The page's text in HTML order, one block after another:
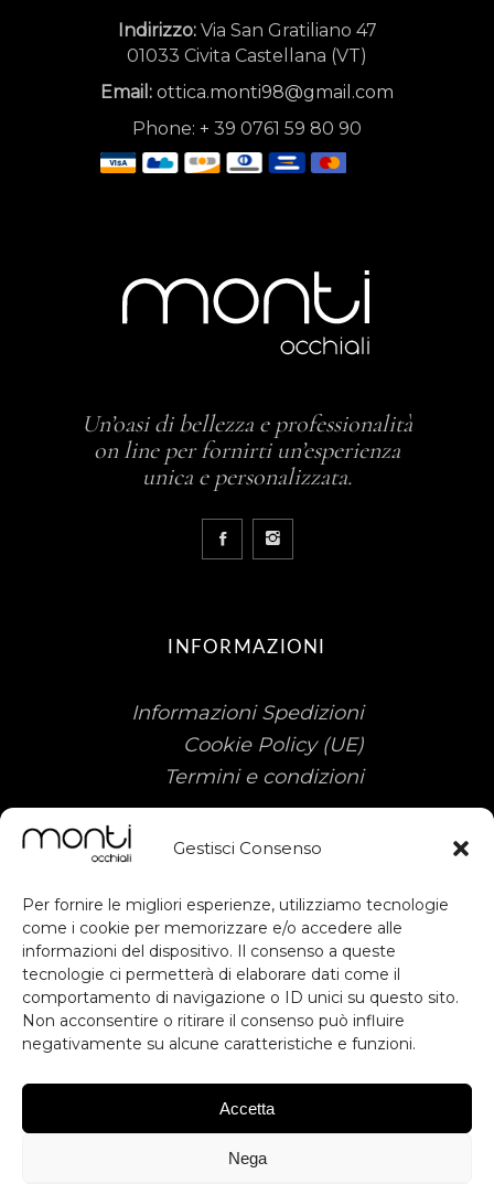
Gestisci Consenso
Per fornire le migliori esperienze, utilizziamo tecnologie
come i cookie per memorizzare e/o accedere alle
informazioni del dispositivo. Il consenso a queste
tecnologie ci permetterà di elaborare dati come il
comportamento di navigazione o ID unici su questo sito.
Non acconsentire o ritirare il consenso può influire
negativamente su alcune caratteristiche e funzioni.
Accetta
Nega
subscribe
RESTA AGGIORNATO
ISCRIVITI
Indirizzo:Via San Gratiliano 47
01033 Civita Castellana (VT)
Email: ottica.monti98@gmail.com
Phone: + 39 0761 59 80 90
Un’oasi di bellezza e professionalità
on line per fornirti un’esperienza
unica e personalizzata.
INFORMAZIONI
Informazioni Spedizioni
Cookie Policy (UE)
Termini e condizioni
Sostegno ottenuto dal FESR ai sensi
degli artt. 49, 50 e dell'allegato IX del
RDC. Contributo previsto dall'avviso
Voucher Digitalizzazione PMI.
migliorare la produttività, Digital
migliorare l'esperienza utente e